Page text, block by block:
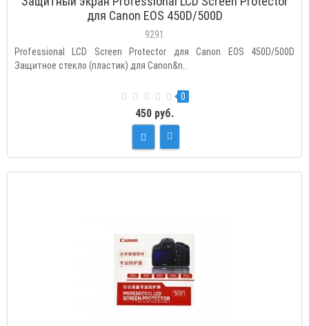
для Canon EOS 450D/500D
9291
Professional LCD Screen Protector для Canon EOS 450D/500D
Защитное стекло (пластик) для Canon&n..
0
450 руб.